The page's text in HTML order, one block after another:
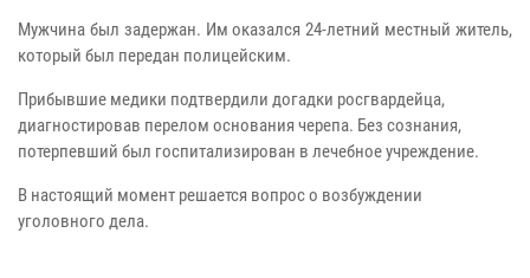
Мужчина был задержан. Им оказался 24-летний местный житель,
который был передан полицейским.
Прибывшие медики подтвердили догадки росгвардейца,
диагностировав перелом основания черепа. Без сознания,
потерпевший был госпитализирован в лечебное учреждение.
В настоящий момент решается вопрос о возбуждении
уголовного дела.